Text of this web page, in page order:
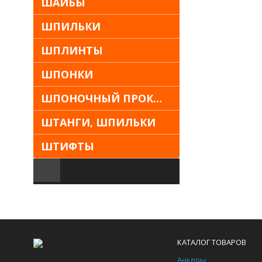
ШПИЛЬКИ
ШПЛИНТЫ
ШПОНКИ
ШПОНОЧНЫЙ ПРОКАТ
ШТАНГИ, ШПИЛЬКИ
ШТИФТЫ
КАТАЛОГ ТОВАРОВ
Анкеры